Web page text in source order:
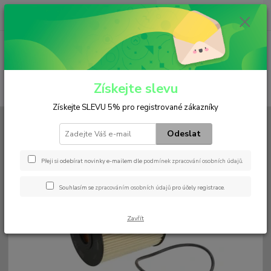
(Po-Pá, 6:30-15 hod.)
ks
0 Kč
HU 932/6 n
Získejte slevu
Získejte SLEVU 5% pro registrované zákazníky
Odeslat
Přeji si odebírat novinky e-mailem dle podmínek zpracování osobních údajů.
Souhlasím se zpracováním osobních údajů pro účely registrace.
Zavřít